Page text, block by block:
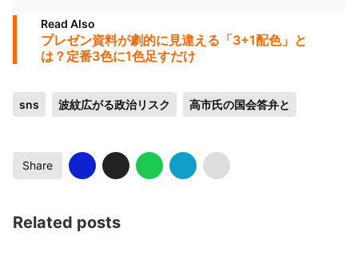
Read Also
プレゼン資料が劇的に見違える「3+1配色」と
は？定番3色に1色足すだけ
sns 波紋広がる政治リスク 高市氏の国会答弁と
Share
Related posts